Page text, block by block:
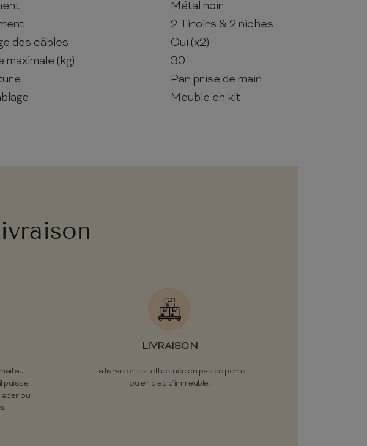
Métal noir
2 Tiroirs & 2 niches
des câbles
Oui (x2)
maximale (kg)
30
Par prise de main
Meuble en kit
au
puisse
ou
LIVRAISON
La livraison est effectuée en pas de porte
ou en pied d’immeuble.